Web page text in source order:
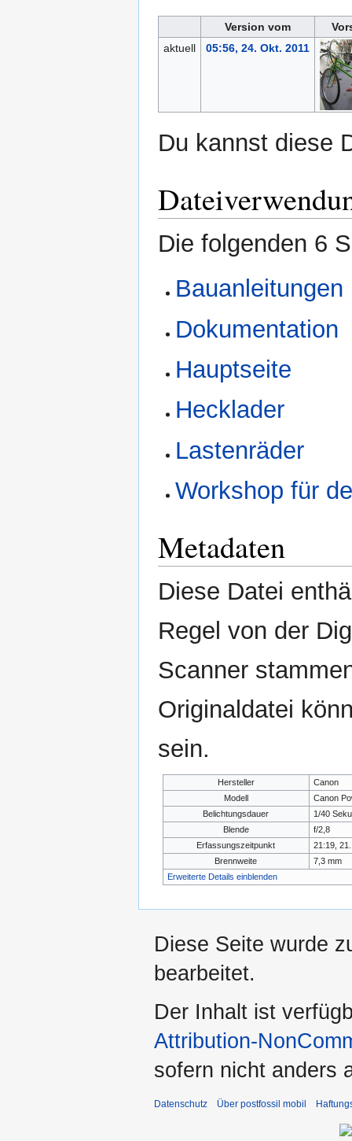
Version vom
aktuell
05:56, 24. Okt. 2011
Du kannst diese
Die folgenden 6
Bauanleitungen
Dokumentation
Hauptseite
Hecklader
Lastenräder
Workshop für
Metadaten
Diese Datei
Regel von der
Scanner
Originaldatei
sein.
Hersteller
Canon
Modell
Canon
Belichtungsdauer
1/40
Blende
f/2,8
Erfassungszeitpunkt
21:19,
Brennweite
7,3 mm
Erweiterte Details einblenden
Diese Seite wurde
bearbeitet.
Der Inhalt ist
Attribution-
sofern nicht anders
Datenschutz Über postfossil mobil